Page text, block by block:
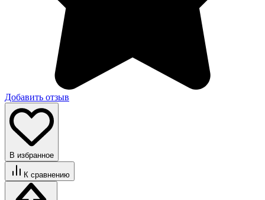
Добавить отзыв
В избранное
К сравнению